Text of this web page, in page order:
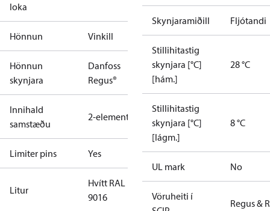
loka
Hönnun Vinkill
Hönnun
skynjara
Danfoss
Regus®
Innihald
samstæðu
2-elements
Limiter pins Yes
Litur
Hvítt RAL
9016
Skynjaramiðill Fljótandi
Stillihitastig
skynjara [°C]
[hám.]
28 °C
Stillihitastig
skynjara [°C]
[lágm.]
8 °C
UL mark No
Vöruheiti í
Regus &